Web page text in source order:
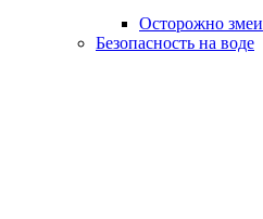
Осторожно змеи
Безопасность на воде